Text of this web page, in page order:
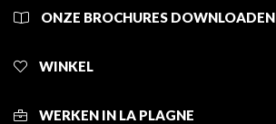
ONZE BROCHURES DOWNLOADEN
WINKEL
WERKEN IN LA PLAGNE